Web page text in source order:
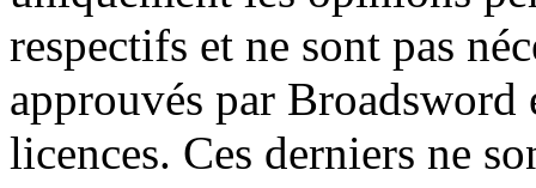
respectifs et ne sont pas
approuvés par
licences. Ces derniers ne